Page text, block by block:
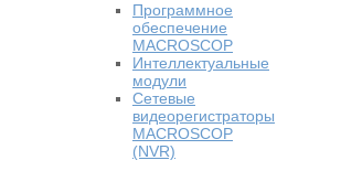
Программное
обеспечение
MACROSCOP
Интеллектуальные
модули
Сетевые
видеорегистраторы
MACROSCOP
(NVR)